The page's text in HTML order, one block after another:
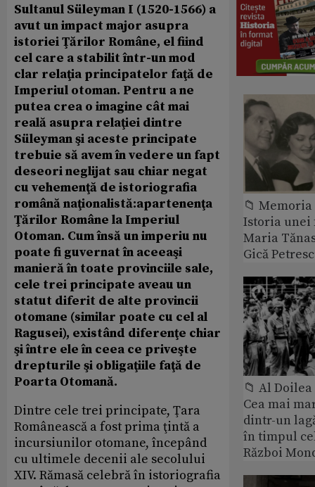
Sultanul Süleyman I (1520-1566) a
avut un impact major asupra
istoriei Ţărilor Române, el fiind
cel care a stabilit într-un mod
clar relaţia principatelor faţă de
Imperiul otoman. Pentru a ne
putea crea o imagine cât mai
reală asupra relaţiei dintre
Süleyman şi aceste principate
trebuie să avem în vedere un fapt
deseori neglijat sau chiar negat
cu vehemenţă de istoriografia
română naţionalistă:apartenenţa
Ţărilor Române la Imperiul
Otoman. Cum însă un imperiu nu
poate fi guvernat în aceeaşi
manieră în toate provinciile sale,
cele trei principate aveau un
statut diferit de alte provincii
otomane (similar poate cu cel al
Ragusei), existând diferenţe chiar
şi între ele în ceea ce priveşte
drepturile şi obligaţiile faţă de
Poarta Otomană.
Dintre cele trei principate, Ţara
Românească a fost prima ţintă a
incursiunilor otomane, începând
cu ultimele decenii ale secolului
XIV. Rămasă celebră în istoriografia
📁
Istoria
Maria
Gică
📁 Al
Cea mai
dintr-un
în timpul
Război